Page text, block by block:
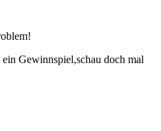
Gewinnspiel,schau doch mal